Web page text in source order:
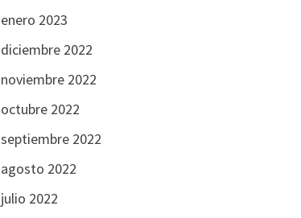
enero 2023
diciembre 2022
noviembre 2022
octubre 2022
septiembre 2022
agosto 2022
julio 2022